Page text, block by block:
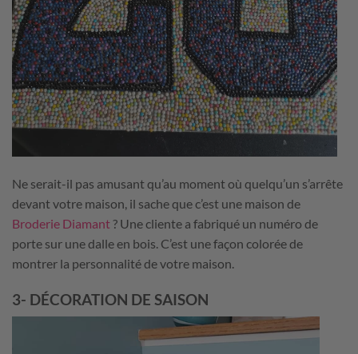
Ne serait-il pas amusant qu’au moment où quelqu’un s’arrête
devant votre maison, il sache que c’est une maison de
Broderie Diamant? Une cliente a fabriqué un numéro de
porte sur une dalle en bois. C’est une façon colorée de
montrer la personnalité de votre maison.
3- DÉCORATION DE SAISON